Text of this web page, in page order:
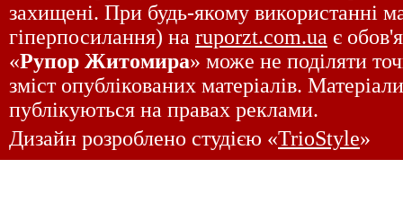
захищені. При будь-якому використанні
гіперпосилання) на ruporzt.com.ua є
«Рупор Житомира» може не поділяти
зміст опублікованих матеріалів.
публікуються на правах реклами.
Дизайн розроблено студією «TrioStyle»